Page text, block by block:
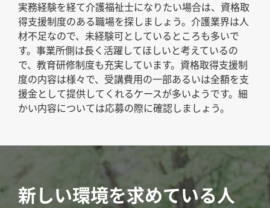
実務経験を経て介護福祉士になりたい場合は、資格取
得支援制度のある職場を探しましょう。介護業界は人
材不足なので、未経験可としているところも多いで
す。事業所側は長く活躍してほしいと考えているの
で、教育研修制度も充実しています。資格取得支援制
度の内容は様々で、受講費用の一部あるいは全額を支
援金として提供してくれるケースが多いようです。細
かい内容については応募の際に確認しましょう。
新しい環境を求めている人